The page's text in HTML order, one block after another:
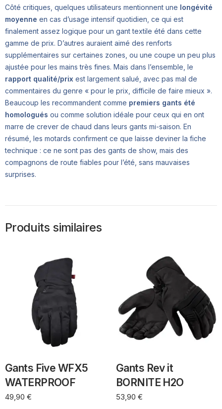
Côté critiques, quelques utilisateurs mentionnent une longévité
moyenne en cas d’usage intensif quotidien, ce qui est
finalement assez logique pour un gant textile été dans cette
gamme de prix. D’autres auraient aimé des renforts
supplémentaires sur certaines zones, ou une coupe un peu plus
ajustée pour les mains très fines. Mais dans l’ensemble, le
rapport qualité/prix est largement salué, avec pas mal de
commentaires du genre « pour le prix, difficile de faire mieux ».
Beaucoup les recommandent comme premiers gants été
homologués ou comme solution idéale pour ceux qui en ont
marre de crever de chaud dans leurs gants mi-saison. En
résumé, les motards confirment ce que laisse deviner la fiche
technique : ce ne sont pas des gants de show, mais des
compagnons de route fiables pour l’été, sans mauvaises
surprises.
Produits similaires
Gants Five WFX5
WATERPROOF
49,90 €
Gants Rev it
BORNITE H2O
53,90 €